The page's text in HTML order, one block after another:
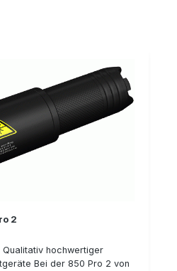
2
hochwertiger
Bei der 850 Pro 2 von